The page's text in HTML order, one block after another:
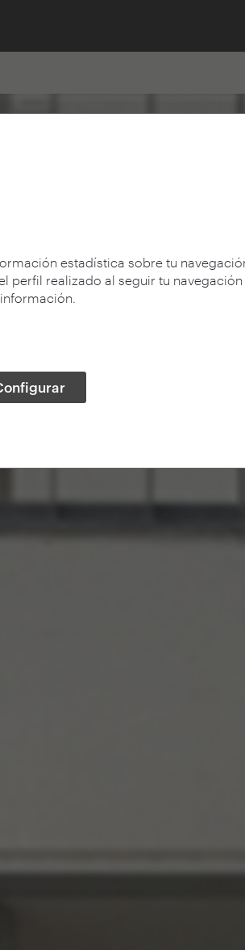
estadística sobre tu
perfil realizado al seguir tu